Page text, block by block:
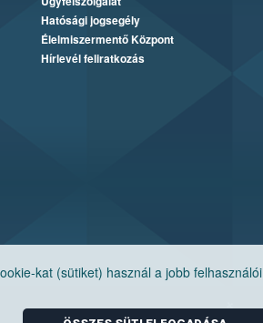
kat (sütiket) használ a jobb felhasználói
Hatósági jogsegély
Élelmiszermentő Központ
Hírlevél feliratkozás